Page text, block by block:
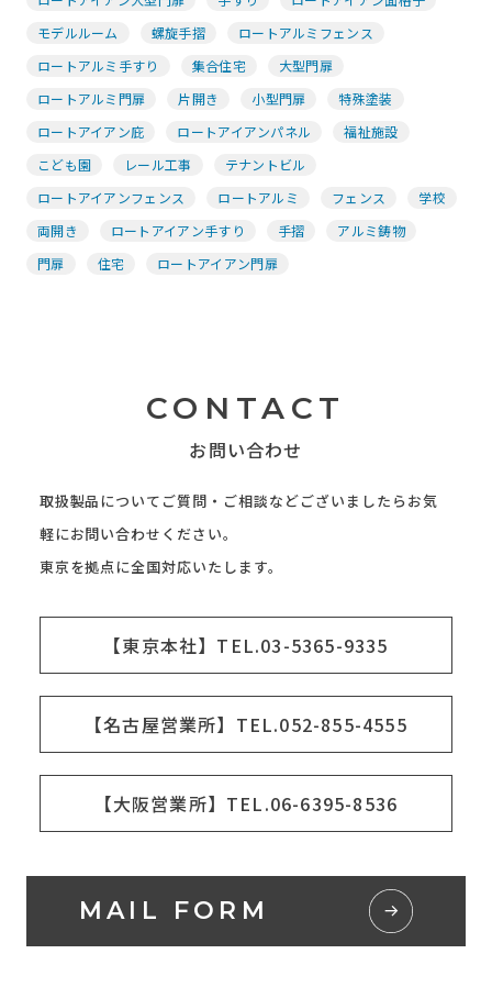
モデルルーム
螺旋手摺
ロートアルミフェンス
ロートアルミ手すり
集合住宅
大型門扉
ロートアルミ門扉
片開き 小型門扉
特殊塗装
ロートアイアン庇
ロートアイアンパネル
福祉施設
こども園
レール工事
テナントビル
ロートアイアンフェンス
ロートアルミ フェンス
学校
両開き
ロートアイアン手すり 手摺
アルミ鋳物
門扉
住宅 ロートアイアン門扉
CONTACT
お問い合わせ
取扱製品についてご質問・ご相談などございましたらお気
軽にお問い合わせください。
東京を拠点に全国対応いたします。
【東京本社】TEL.03-5365-9335
【名古屋営業所】TEL.052-855-4555
【大阪営業所】TEL.06-6395-8536
MAIL FORM